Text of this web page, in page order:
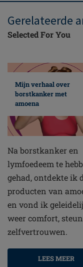
Gerelateerde
Selected For You
Mijn verhaal over
borstkanker met
amoena
Na borstkanker en
lymfoedeem te
gehad, ontdekte ik
producten van
en vond ik
weer comfort,
zelfvertrouwen.
LEES MEER